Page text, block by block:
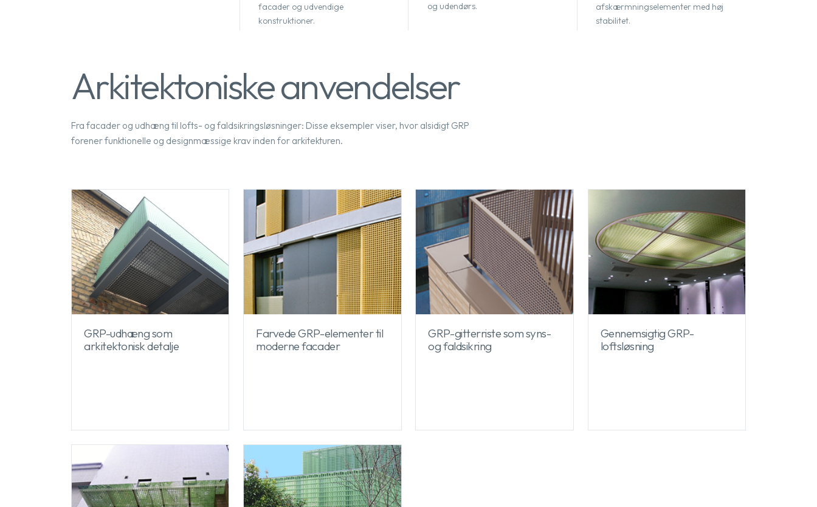
facader og udvendige
konstruktioner.
og udendørs.
afskærmningselementer med høj
stabilitet.
Arkitektoniske anvendelser
Fra facader og udhæng til lofts- og faldsikringsløsninger: Disse eksempler viser, hvor alsidigt GRP
forener funktionelle og designmæssige krav inden for arkitekturen.
GRP-udhæng som
arkitektonisk detalje
Farvede GRP-elementer til
moderne facader
GRP-gitterriste som syns-
og faldsikring
Gennemsigtig GRP-
loftsløsning